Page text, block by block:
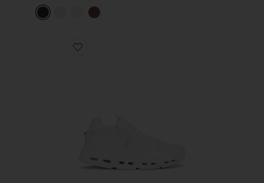
Favorite ZAPATILLA DEPORTIVA CLOUDNOVA 2